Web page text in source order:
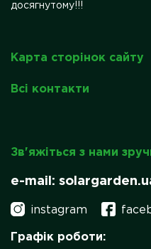
Карта сторінок сайту
Всі контакти
Зв'яжіться з нами
e-mail:
instagram
Графік роботи:
досягнутому!!!